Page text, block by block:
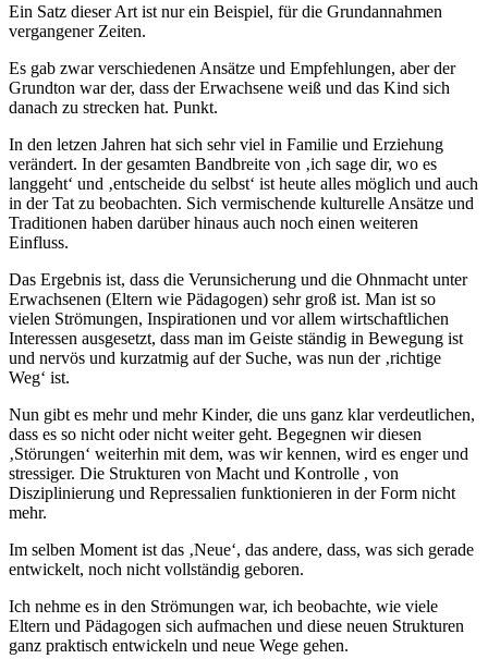
Ein Satz dieser Art ist nur ein Beispiel, für die Grundannahmen
vergangener Zeiten.
Es gab zwar verschiedenen Ansätze und Empfehlungen, aber der
Grundton war der, dass der Erwachsene weiß und das Kind sich
danach zu strecken hat. Punkt.
In den letzen Jahren hat sich sehr viel in Familie und Erziehung
verändert. In der gesamten Bandbreite von ‚ich sage dir, wo es
langgeht‘ und ‚entscheide du selbst‘ ist heute alles möglich und auch
in der Tat zu beobachten. Sich vermischende kulturelle Ansätze und
Traditionen haben darüber hinaus auch noch einen weiteren
Einfluss.
Das Ergebnis ist, dass die Verunsicherung und die Ohnmacht unter
Erwachsenen (Eltern wie Pädagogen) sehr groß ist. Man ist so
vielen Strömungen, Inspirationen und vor allem wirtschaftlichen
Interessen ausgesetzt, dass man im Geiste ständig in Bewegung ist
und nervös und kurzatmig auf der Suche, was nun der ‚richtige
Weg‘ ist.
Nun gibt es mehr und mehr Kinder, die uns ganz klar verdeutlichen,
dass es so nicht oder nicht weiter geht. Begegnen wir diesen
‚Störungen‘ weiterhin mit dem, was wir kennen, wird es enger und
stressiger. Die Strukturen von Macht und Kontrolle , von
Disziplinierung und Repressalien funktionieren in der Form nicht
mehr.
Im selben Moment ist das ‚Neue‘, das andere, dass, was sich gerade
entwickelt, noch nicht vollständig geboren.
Ich nehme es in den Strömungen war, ich beobachte, wie viele
Eltern und Pädagogen sich aufmachen und diese neuen Strukturen
ganz praktisch entwickeln und neue Wege gehen.